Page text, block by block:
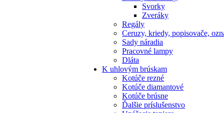
Svorky
Zveráky
Regály
Ceruzy, kriedy, popisovače,
Sady náradia
Pracovné lampy
Dláta
K uhlovým brúskam
Kotúče rezné
Kotúče diamantové
Kotúče brúsne
Ďalšie príslušenstvo